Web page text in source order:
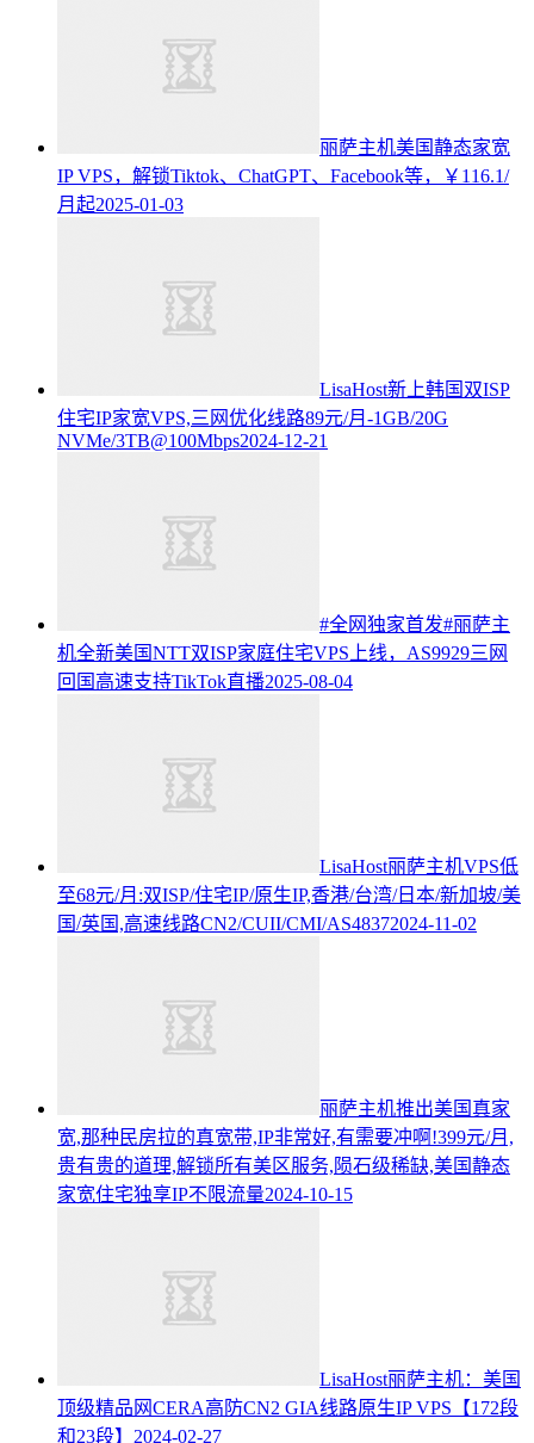
丽萨主机美国静态家宽
IP VPS，解锁Tiktok、ChatGPT、Facebook等，￥116.1/
月起2025-01-03
LisaHost新上韩国双ISP
住宅IP家宽VPS,三网优化线路89元/月-1GB/20G
NVMe/3TB@100Mbps2024-12-21
#全网独家首发#丽萨主
机全新美国NTT双ISP家庭住宅VPS上线，AS9929三网
回国高速支持TikTok直播2025-08-04
LisaHost丽萨主机VPS低
至68元/月:双ISP/住宅IP/原生IP,香港/台湾/日本/新加坡/美
国/英国,高速线路CN2/CUII/CMI/AS48372024-11-02
丽萨主机推出美国真家
宽,那种民房拉的真宽带,IP非常好,有需要冲啊!399元/月,
贵有贵的道理,解锁所有美区服务,陨石级稀缺,美国静态
家宽住宅独享IP不限流量2024-10-15
LisaHost丽萨主机：美国
顶级精品网CERA高防CN2 GIA线路原生IP VPS【172段
和23段】 2024-02-27